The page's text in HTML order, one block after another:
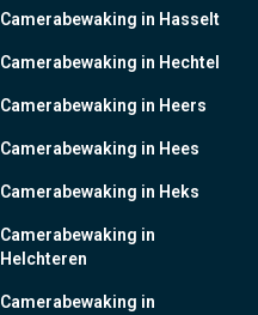
Camerabewaking in Hasselt
Camerabewaking in Hechtel
Camerabewaking in Heers
Camerabewaking in Hees
Camerabewaking in Heks
Camerabewaking in
Helchteren
Camerabewaking in